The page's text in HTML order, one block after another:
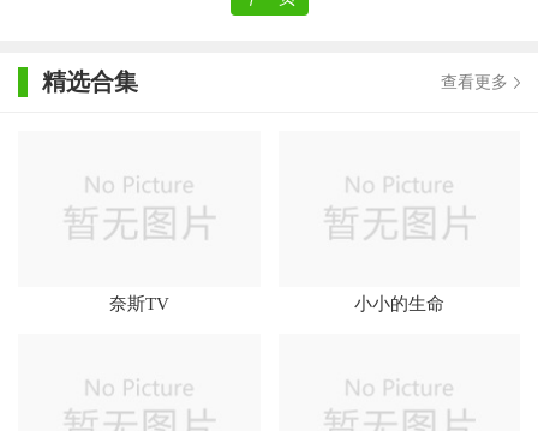
精选合集 查看更多
奈斯TV 小小的生命